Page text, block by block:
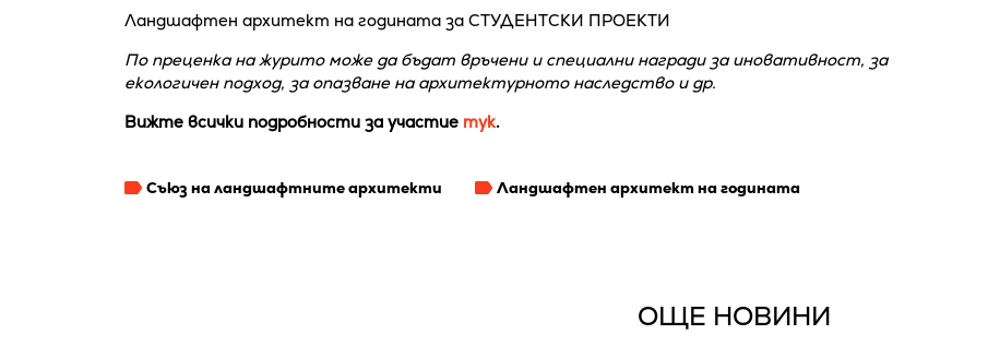
Ландшафтен архитект на годината за СТУДЕНТСКИ ПРОЕКТИ
По преценка на журито може да бъдат връчени и специални награди за иновативност, за
екологичен подход, за опазване на архитектурното наследство и др.
Вижте всички подробности за участие тук.
Съюз на ландшафтните архитекти Ландшафтен архитект на годината
ОЩЕ НОВИНИ